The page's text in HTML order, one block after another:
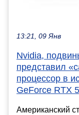
13:21, 09 Янв
Nvidia,
представил
процессор в
GeForce RTX
Американский